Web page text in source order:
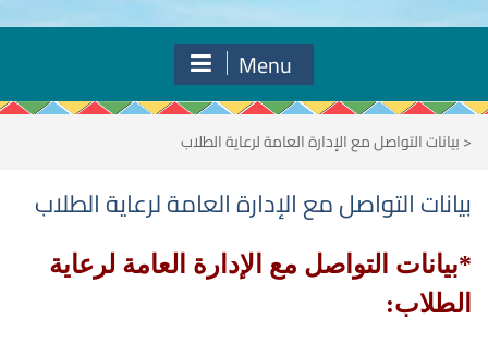
Menu
<بيانات التواصل مع الإدارة العامة لرعاية الطلاب
بيانات التواصل مع الإدارة العامة لرعاية الطلاب
*بيانات التواصل مع الإدارة العامة لرعاية
الطلاب: